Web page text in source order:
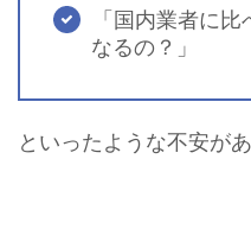
「国内業者に
なるの？」
といったような不安が